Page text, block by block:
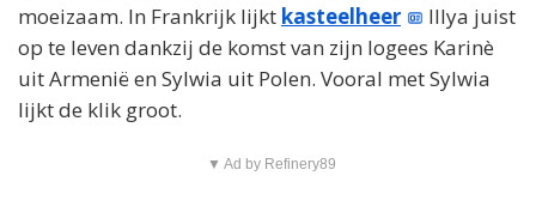
moeizaam. In Frankrijk lijkt kasteelheer
Illya juist
op te leven dankzij de komst van zijn logees Karinè
uit Armenië en Sylwia uit Polen. Vooral met Sylwia
lijkt de klik groot.
▼ Ad by Refinery89